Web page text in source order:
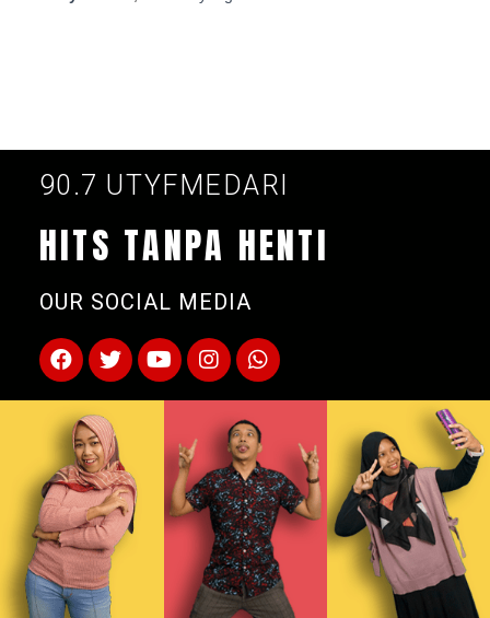
90.7 UTYFMEDARI
HITS TANPA HENTI
OUR SOCIAL MEDIA